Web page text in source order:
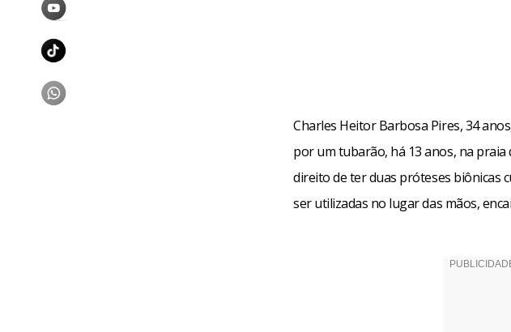
Charles Heitor Barbosa Pires, 34
por um tubarão, há 13 anos, na praia
direito de ter duas próteses biônicas
ser utilizadas no lugar das mãos,